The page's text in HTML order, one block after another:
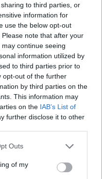
to third parties, or
information for
use the below opt-out
note that after your
continue seeing
information utilized by
to third parties prior to
opt-out of the further
by third parties on the
This information may
on the IAB’s List of
further disclose it to other
one or more Google
You may click to
its third-party tags to
Outs
of my
tűnt fel az épület
folyamatos
jó néhány
is felbukkant